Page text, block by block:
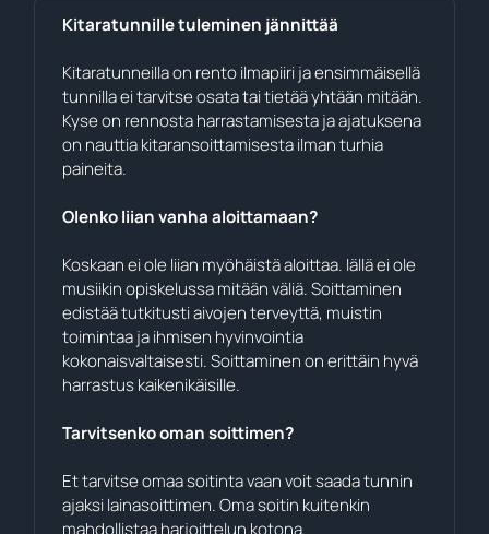
Kitaratunnille tuleminen jännittää
Kitaratunneilla on rento ilmapiiri ja ensimmäisellä
tunnilla ei tarvitse osata tai tietää yhtään mitään.
Kyse on rennosta harrastamisesta ja ajatuksena
on nauttia kitaransoittamisesta ilman turhia
paineita.
Olenko liian vanha aloittamaan?
Koskaan ei ole liian myöhäistä aloittaa. Iällä ei ole
musiikin opiskelussa mitään väliä. Soittaminen
edistää tutkitusti aivojen terveyttä, muistin
toimintaa ja ihmisen hyvinvointia
kokonaisvaltaisesti. Soittaminen on erittäin hyvä
harrastus kaikenikäisille.
Tarvitsenko oman soittimen?
Et tarvitse omaa soitinta vaan voit saada tunnin
ajaksi lainasoittimen. Oma soitin kuitenkin
mahdollistaa harjoittelun kotona.